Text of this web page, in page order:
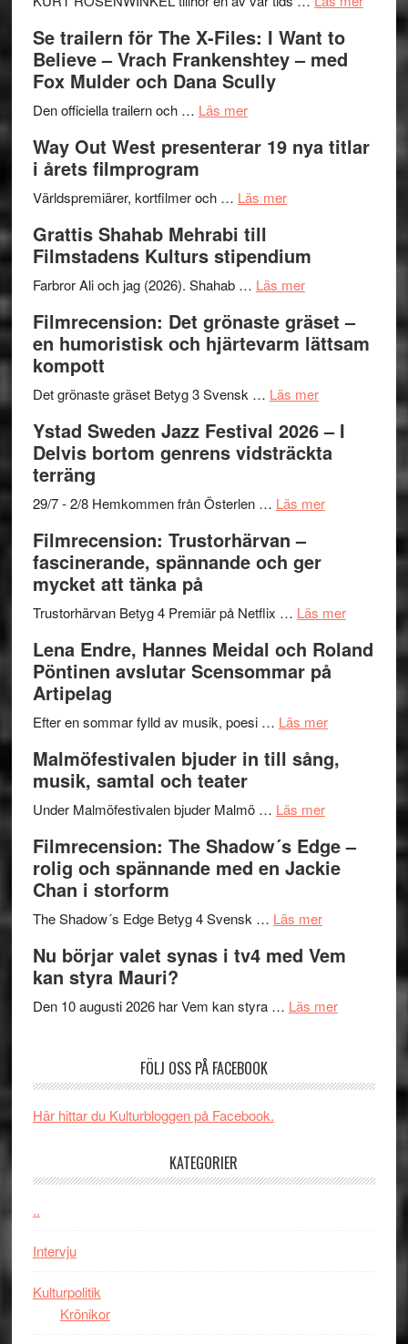
Park
–
kväll
Ystad
II
Se trailern för The X-Files: I Want to
Believe – Vrach Frankenshtey – med
Fox Mulder och Dana Scully
Den officiella trailern och … Läs merom
trailern
The
Files:
I
Want
Believe
–
Frankenshtey
med
Fox
och
Scully
Way Out West presenterar 19 nya titlar
i årets filmprogram
Världspremiärer, kortfilmer och … Läs merom
West
presenterar
nya
titlar
årets
Grattis Shahab Mehrabi till
Filmstadens Kulturs stipendium
Farbror Ali och jag (2026). Shahab … Läs merom
Shahab
Mehrabi
Filmstadens
stipendium
Filmrecension: Det grönaste gräset –
en humoristisk och hjärtevarm lättsam
kompott
Det grönaste gräset Betyg 3 Svensk … Läs merom
Det
grönaste
–
och
lättsam
Ystad Sweden Jazz Festival 2026 – I
Delvis bortom genrens vidsträckta
terräng
29/7 - 2/8 Hemkommen från Österlen … Läs merom
2026
I
Delvis
genrens
terräng
Filmrecension: Trustorhärvan –
fascinerande, spännande och ger
mycket att tänka på
Trustorhärvan Betyg 4 Premiär på Netflix … Läs merom
på
Lena Endre, Hannes Meidal och Roland
Pöntinen avslutar Scensommar på
Artipelag
Efter en sommar fylld av musik, poesi … Läs merom
Endre,
Roland
Pöntinen
Artipelag
Malmöfestivalen bjuder in till sång,
musik, samtal och teater
Under Malmöfestivalen bjuder Malmö … Läs merom
bjuder
in
samtal
teater
Filmrecension: The Shadow´s Edge –
rolig och spännande med en Jackie
Chan i storform
The Shadow´s Edge Betyg 4 Svensk … Läs merom
The
´s
och
Jackie
Nu börjar valet synas i tv4 med Vem
kan styra Mauri?
Den 10 augusti 2026 har Vem kan styra … Läs merom
synas
Vem
FÖLJ OSS PÅ FACEBOOK
Här hittar du Kulturbloggen på Facebook.
KATEGORIER
..
Intervju
Kulturpolitik
Krönikor